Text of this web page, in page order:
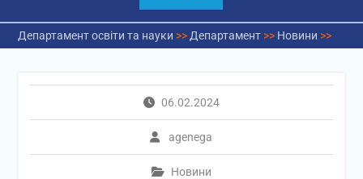
Департамент освіти та науки >> Департамент>> Новини >>
06.02.2024
agenega
Новини